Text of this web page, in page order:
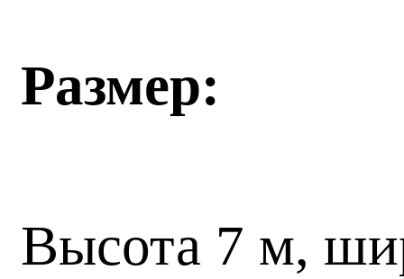
Размер:
Высота 7 м,